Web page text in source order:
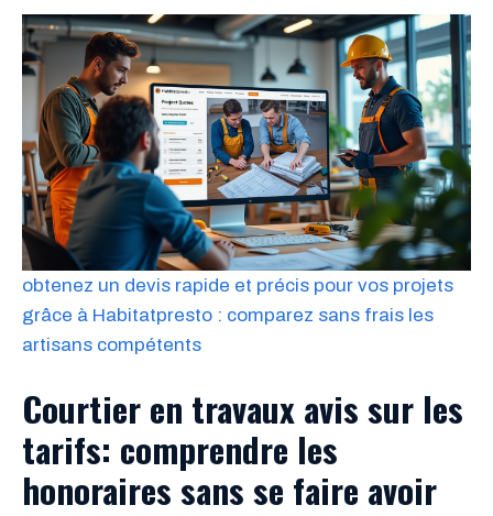
obtenez un devis rapide et précis pour vos projets
grâce à Habitatpresto : comparez sans frais les
artisans compétents
Courtier en travaux avis sur les
tarifs: comprendre les
honoraires sans se faire avoir